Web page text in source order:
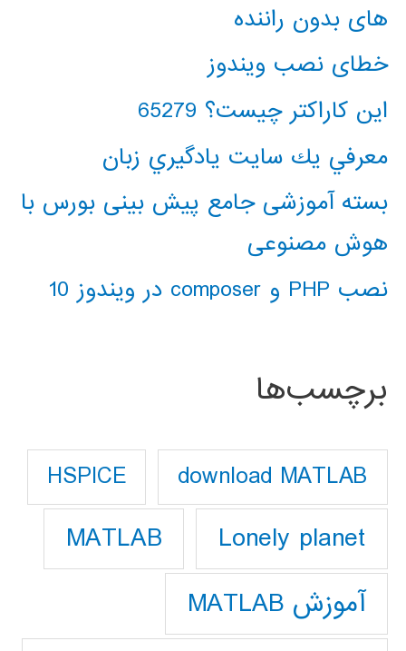
های بدون راننده
خطای نصب ویندوز
این کاراکتر چیست؟ 65279
معرفي يك سايت يادگيري زبان
بسته آموزشی جامع پیش بینی بورس با
هوش مصنوعی
نصب PHP و composer در ویندوز 10
برچسب‌ها
download MATLAB
HSPICE
Lonely planet
MATLAB
آموزش MATLAB